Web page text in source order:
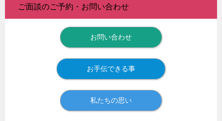
ご面談のご予約・お問い合わせ
お問い合わせ
お手伝できる事
私たちの思い